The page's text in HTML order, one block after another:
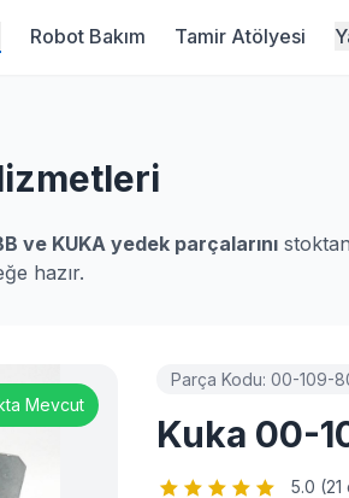
Robot Bakım Tamir Atölyesi
ve KUKA yedek parçalarını
hazır.
Mevcut
Parça Kodu: 00-109-
Kuka 00-
5.0 (21